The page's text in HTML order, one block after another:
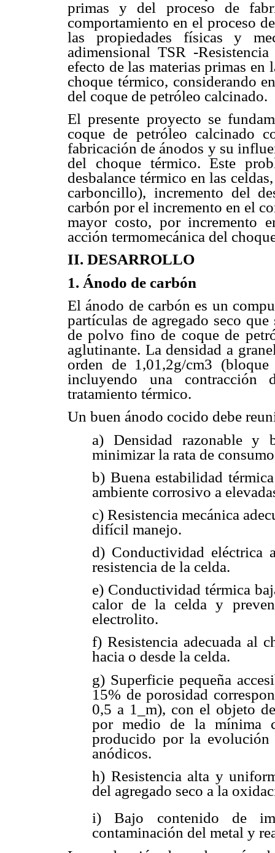
primas y del proceso de
comportamiento en el proceso
las propiedades físicas y
adimensional TSR -
efecto de las materias primas
choque térmico, considerando
del coque de petróleo calcinado.
El presente proyecto se
coque de petróleo calcinado
fabricación de ánodos y su
del choque térmico. Este
desbalance térmico en las
carboncillo), incremento del
carbón por el incremento en el
mayor costo, por incremento
acción termomecánica del
II. DESARROLLO
1. Ánodo de carbón
El ánodo de carbón es un
partículas de agregado seco
de polvo fino de coque de
aglutinante. La densidad a
orden de 1,01,2g/cm3
incluyendo una contracción
tratamiento térmico.
Un buen ánodo cocido debe
a) Densidad razonable y
minimizar la rata de
b) Buena estabilidad
ambiente corrosivo a
c) Resistencia mecánica
difícil manejo.
d) Conductividad
resistencia de la celda.
e) Conductividad térmica
calor de la celda y
electrolito.
f) Resistencia adecuada al
hacia o desde la celda.
g) Superficie pequeña
15% de porosidad
0,5 a 1_m), con el objeto
por medio de la mínima
producido por la
anódicos.
h) Resistencia alta y
del agregado seco a la
i) Bajo contenido de
contaminación del metal y